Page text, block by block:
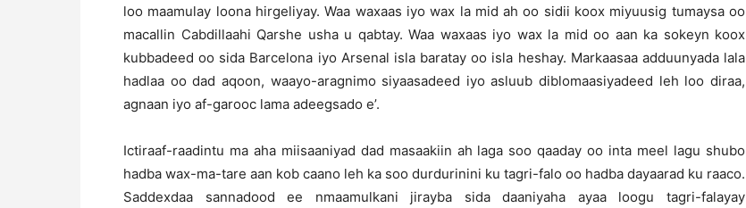
loo maamulay loona hirgeliyay. Waa waxaas iyo wax la mid ah oo sidii koox miyuusig tumaysa oo
macallin Cabdillaahi Qarshe usha u qabtay. Waa waxaas iyo wax la mid oo aan ka sokeyn koox
kubbadeed oo sida Barcelona iyo Arsenal isla baratay oo isla heshay. Markaasaa adduunyada lala
hadlaa oo dad aqoon, waayo-aragnimo siyaasadeed iyo asluub diblomaasiyadeed leh loo diraa,
agnaan iyo af-garooc lama adeegsado e’.
Ictiraaf-raadintu ma aha miisaaniyad dad masaakiin ah laga soo qaaday oo inta meel lagu shubo
hadba wax-ma-tare aan kob caano leh ka soo durdurinini ku tagri-falo oo hadba dayaarad ku raaco.
Saddexdaa sannadood ee nmaamulkani jirayba sida daaniyaha ayaa loogu tagri-falayay